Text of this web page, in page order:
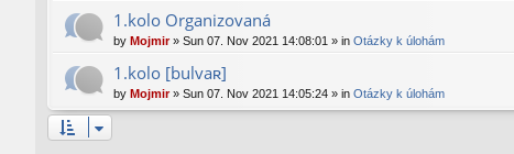
1.kolo Organizovaná
by Mojmir» Sun 07. Nov 2021 14:08:01 » in Otázky k úlohám
1.kolo [bulvaʀ]
by Mojmir» Sun 07. Nov 2021 14:05:24 » in Otázky k úlohám